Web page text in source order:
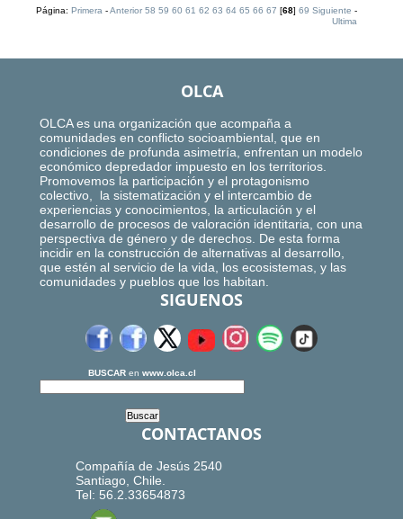
Página:Primera -Anterior 58 59 60 61 62 63 64 65 66 67 [68]69 Siguiente -
Ultima
OLCA
OLCA es una organización que acompaña a
comunidades en conflicto socioambiental, que en
condiciones de profunda asimetría, enfrentan un modelo
económico depredador impuesto en los territorios.
Promovemos la participación y el protagonismo
colectivo, la sistematización y el intercambio de
experiencias y conocimientos, la articulación y el
desarrollo de procesos de valoración identitaria, con una
perspectiva de género y de derechos. De esta forma
incidir en la construcción de alternativas al desarrollo,
que estén al servicio de la vida, los ecosistemas, y las
comunidades y pueblos que los habitan.
SIGUENOS
BUSCAR en www.olca.cl
CONTACTANOS
Compañía de Jesús 2540
Santiago, Chile.
Tel: 56.2.33654873